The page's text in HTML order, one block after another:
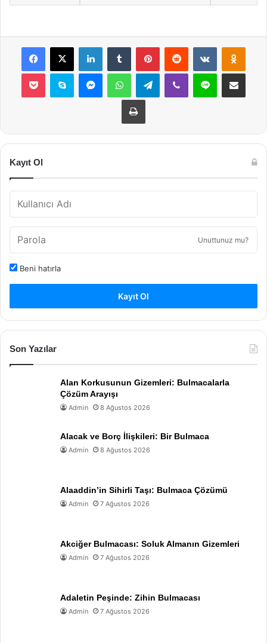
Facebook
X LinkedInTumblr PinterestReddit VKontakte
Pocket Skype MessengerWhatsAppTelegramViber Line E-Posta ile
Yazdır
Kayıt Ol
Unuttunuz mu?
Beni hatırla
Kayıt Ol
Son Yazılar
Alan Korkusunun Gizemleri: Bulmacalarla
Çözüm Arayışı
Admin 8 Ağustos 2026
Alacak ve Borç İlişkileri: Bir Bulmaca
Admin 8 Ağustos 2026
Alaaddin’in Sihirli Taşı: Bulmaca Çözümü
Admin 7 Ağustos 2026
Akciğer Bulmacası: Soluk Almanın Gizemleri
Admin 7 Ağustos 2026
Adaletin Peşinde: Zihin Bulmacası
Admin 7 Ağustos 2026